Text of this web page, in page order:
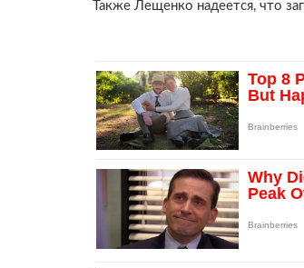
Также Лещенко надеется, что